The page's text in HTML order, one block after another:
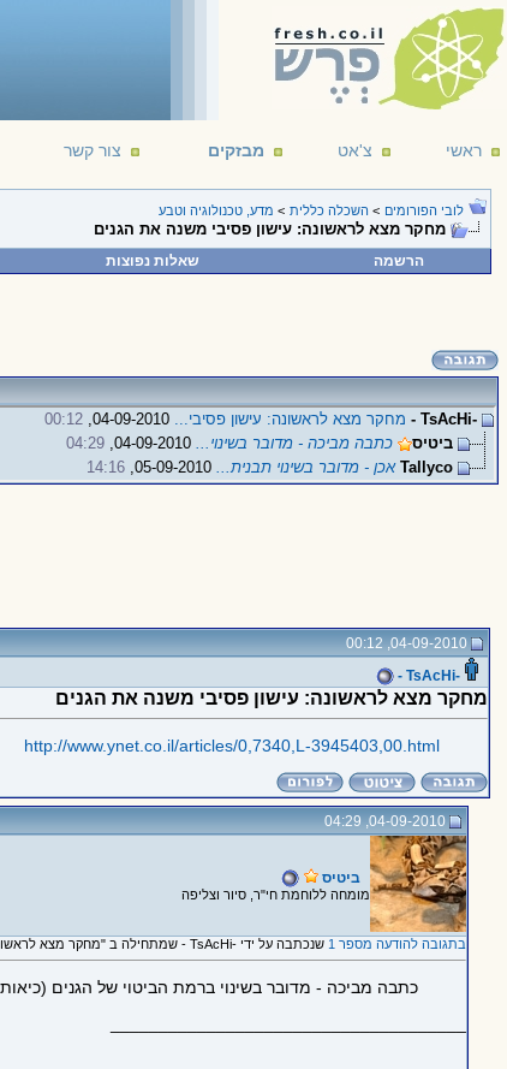
ראשי צ'אט מבזקים צור קשר
לובי הפורומים > השכלה כללית > מדע, טכנולוגיה וטבע
מחקר מצא לראשונה: עישון פסיבי משנה את הגנים
הרשמה שאלות נפוצות
-TsAcHi - מחקר מצא לראשונה: עישון פסיבי...
00:12
ביטיס
כתבה מביכה - מדובר בשינוי...04-09-2010,
04:29
Tallyco אכן - מדובר בשינוי תבנית...05-09-2010,
14:16
04-09-2010, 00:12
-TsAcHi -
מחקר מצא לראשונה: עישון פסיבי משנה את הגנים
http://www.ynet.co.il/articles/0,7340,L-3945403,00.html
04-09-2010, 04:29
ביטיס
מומחה ללוחמת חי"ר, סיור וצליפה
בתגובה להודעה מספר 1 שנכתבה על ידי -TsAcHi - שמתחילה ב "מחקר מצא לראשונה: עישון פסיבי משנה את הגנים"
כתבה מביכה - מדובר בשינוי ברמת הביטוי של הגנים